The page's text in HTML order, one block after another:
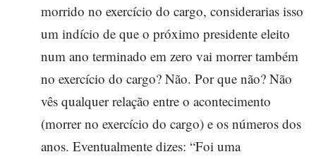
morrido no exercício do cargo, considerarias isso
um indício de que o próximo presidente eleito
num ano terminado em zero vai morrer também
no exercício do cargo? Não. Por que não? Não
vês qualquer relação entre o acontecimento
(morrer no exercício do cargo) e os números dos
anos. Eventualmente dizes: “Foi uma